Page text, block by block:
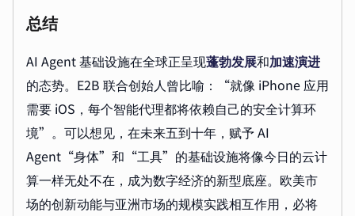
总结
AI Agent 基础设施在全球正呈现蓬勃发展和加速演进
的态势。E2B 联合创始人曾比喻：“就像 iPhone 应用
需要 iOS，每个智能代理都将依赖自己的安全计算环
境”。可以想见，在未来五到十年，赋予 AI
Agent“身体”和“工具”的基础设施将像今日的云计
算一样无处不在，成为数字经济的新型底座。欧美市
场的创新动能与亚洲市场的规模实践相互作用，必将